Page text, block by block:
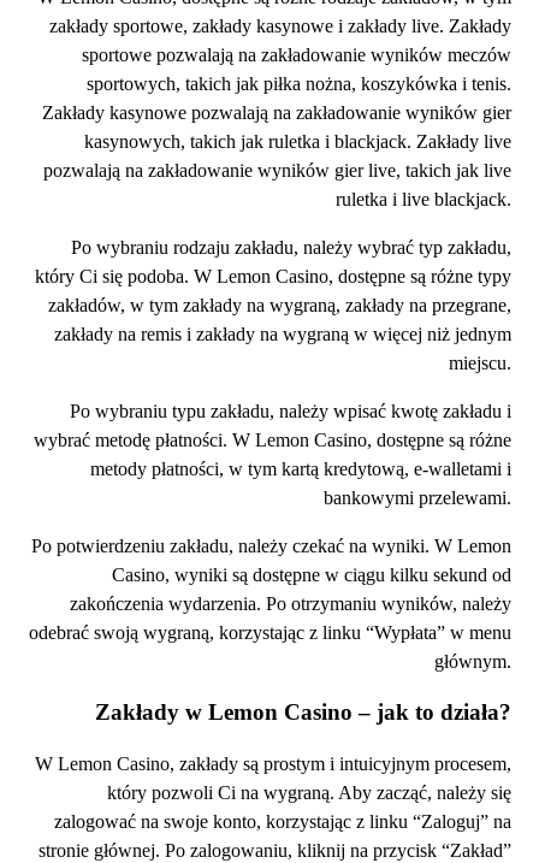
zakłady sportowe, zakłady kasynowe i zakłady live. Zakłady
sportowe pozwalają na zakładowanie wyników meczów
sportowych, takich jak piłka nożna, koszykówka i tenis.
Zakłady kasynowe pozwalają na zakładowanie wyników gier
kasynowych, takich jak ruletka i blackjack. Zakłady live
pozwalają na zakładowanie wyników gier live, takich jak live
ruletka i live blackjack.
Po wybraniu rodzaju zakładu, należy wybrać typ zakładu,
który Ci się podoba. W Lemon Casino, dostępne są różne typy
zakładów, w tym zakłady na wygraną, zakłady na przegrane,
zakłady na remis i zakłady na wygraną w więcej niż jednym
miejscu.
Po wybraniu typu zakładu, należy wpisać kwotę zakładu i
wybrać metodę płatności. W Lemon Casino, dostępne są różne
metody płatności, w tym kartą kredytową, e-walletami i
bankowymi przelewami.
Po potwierdzeniu zakładu, należy czekać na wyniki. W Lemon
Casino, wyniki są dostępne w ciągu kilku sekund od
zakończenia wydarzenia. Po otrzymaniu wyników, należy
odebrać swoją wygraną, korzystając z linku “Wypłata” w menu
głównym.
Zakłady w Lemon Casino – jak to działa?
W Lemon Casino, zakłady są prostym i intuicyjnym procesem,
który pozwoli Ci na wygraną. Aby zacząć, należy się
zalogować na swoje konto, korzystając z linku “Zaloguj” na
stronie głównej. Po zalogowaniu, kliknij na przycisk “Zakład”